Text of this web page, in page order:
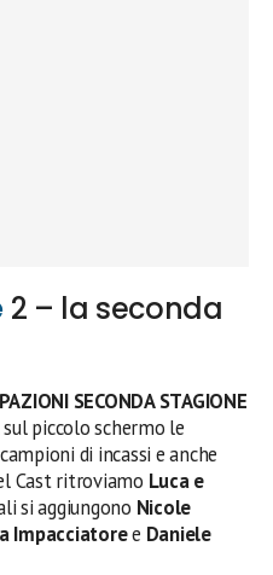
2 – la seconda
SECONDA STAGIONE
piccolo schermo le
di incassi e anche
Cast ritroviamo Luca e
si aggiungono Nicole
Impacciatoree Daniele